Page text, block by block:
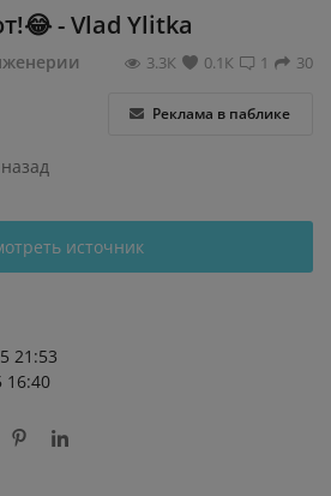
- Vlad Ylitka
30
1
0.1К
3.3К
Реклама в паблике
источник
21:53
16:40